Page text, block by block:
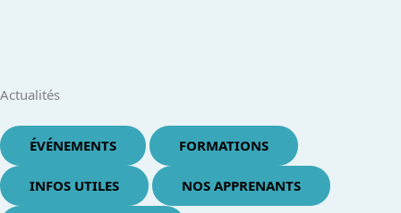
Actualités
ÉVÉNEMENTS FORMATIONS
INFOS UTILES NOS APPRENANTS